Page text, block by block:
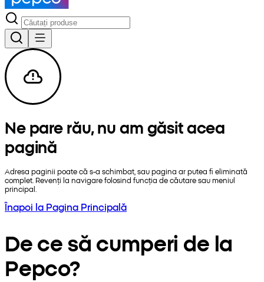
Ne pare rău, nu am găsit acea
pagină
Adresa paginii poate că s-a schimbat, sau pagina ar putea fi eliminată
complet. Revenți la navigare folosind funcția de căutare sau meniul
principal.
Înapoi la Pagina Principală
De ce să cumperi de la
Pepco?